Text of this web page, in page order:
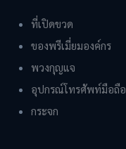
ที่เปิดขวด
ของพรีเมี่ยมองค์กร
พวงกุญแจ
อุปกรณ์โทรศัพท์มือถือ
กระจก